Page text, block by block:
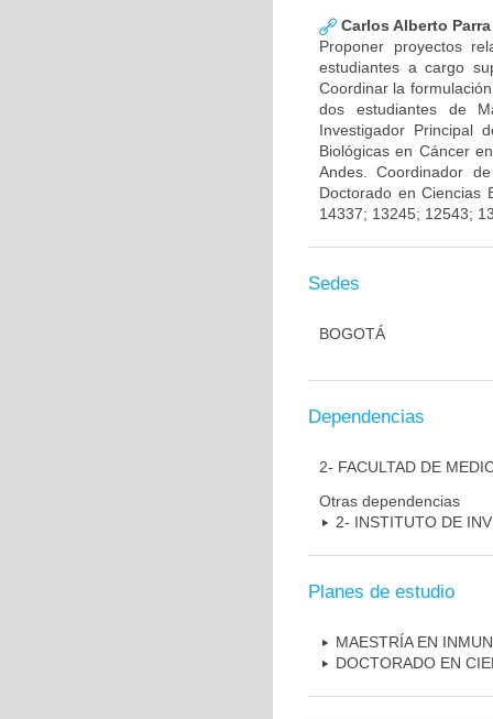
Carlos Alberto
Proponer proyectos
estudiantes a cargo
Coordinar la
dos estudiantes de
Investigador Principal
Biológicas en Cáncer
Andes. Coordinador
Doctorado en Ciencias
14337; 13245; 12543;
Sedes
BOGOTÁ
Dependencias
2- FACULTAD DE
Otras dependencias
2- INSTITUTO DE
Planes de estudio
MAESTRÍA EN
DOCTORADO EN